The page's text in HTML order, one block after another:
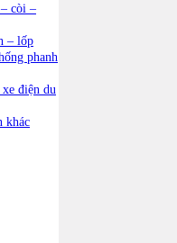
còi –
– lốp
phanh
điện du
khác